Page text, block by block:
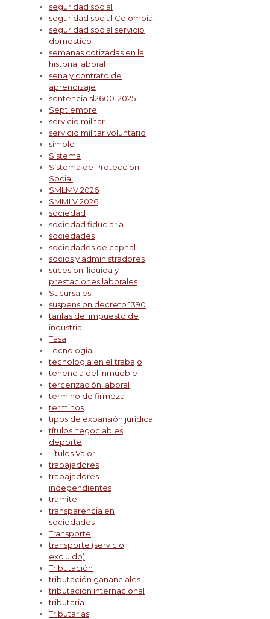
seguridad social
seguridad social Colombia
seguridad social servicio
domestico
semanas cotizadas en la
historia laboral
sena y contrato de
aprendizaje
sentencia sl2600-2025
Septiembre
servicio militar
servicio militar voluntario
simple
Sistema
Sistema de Proteccion
Social
SMLMV 2026
SMMLV 2026
sociedad
sociedad fiduciaria
sociedades
sociedades de capital
socios y administradores
sucesion iliquida y
prestaciones laborales
Sucursales
suspension decreto 1390
tarifas del impuesto de
industria
Tasa
Tecnologia
tecnologia en el trabajo
tenencia del inmueble
tercerización laboral
termino de firmeza
terminos
tipos de expansión jurídica
títulos negociables
deporte
Títulos Valor
trabajadores
trabajadores
independientes
tramite
transparencia en
sociedades
Transporte
transporte (servicio
excluido)
Tributación
tributación gananciales
tributación internacional
tributaria
Tributarias